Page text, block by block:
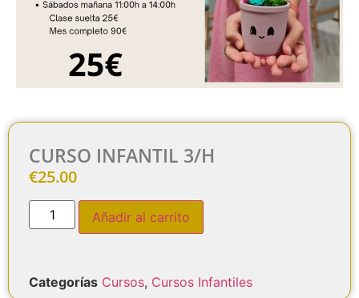
CURSO INFANTIL 3/H
€25.00
Añadir al carrito
Categorías Cursos, Cursos Infantiles